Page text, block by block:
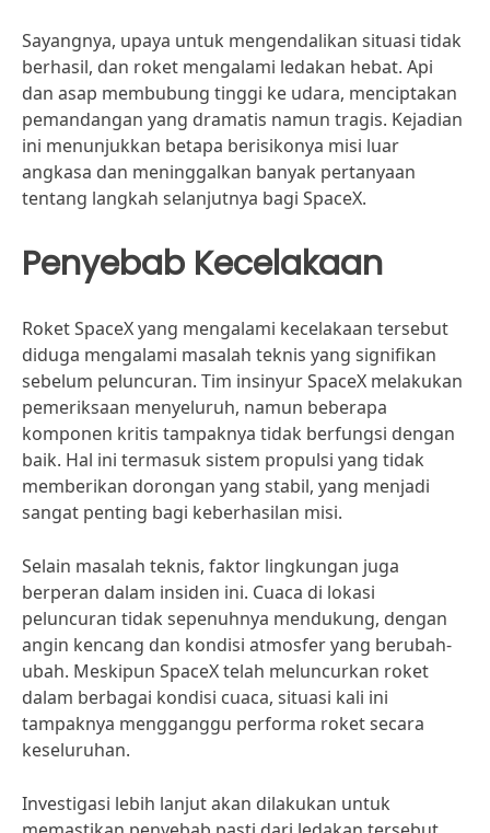
Sayangnya, upaya untuk mengendalikan situasi tidak
berhasil, dan roket mengalami ledakan hebat. Api
dan asap membubung tinggi ke udara, menciptakan
pemandangan yang dramatis namun tragis. Kejadian
ini menunjukkan betapa berisikonya misi luar
angkasa dan meninggalkan banyak pertanyaan
tentang langkah selanjutnya bagi SpaceX.
Penyebab Kecelakaan
Roket SpaceX yang mengalami kecelakaan tersebut
diduga mengalami masalah teknis yang signifikan
sebelum peluncuran. Tim insinyur SpaceX melakukan
pemeriksaan menyeluruh, namun beberapa
komponen kritis tampaknya tidak berfungsi dengan
baik. Hal ini termasuk sistem propulsi yang tidak
memberikan dorongan yang stabil, yang menjadi
sangat penting bagi keberhasilan misi.
Selain masalah teknis, faktor lingkungan juga
berperan dalam insiden ini. Cuaca di lokasi
peluncuran tidak sepenuhnya mendukung, dengan
angin kencang dan kondisi atmosfer yang berubah-
ubah. Meskipun SpaceX telah meluncurkan roket
dalam berbagai kondisi cuaca, situasi kali ini
tampaknya mengganggu performa roket secara
keseluruhan.
Investigasi lebih lanjut akan dilakukan untuk